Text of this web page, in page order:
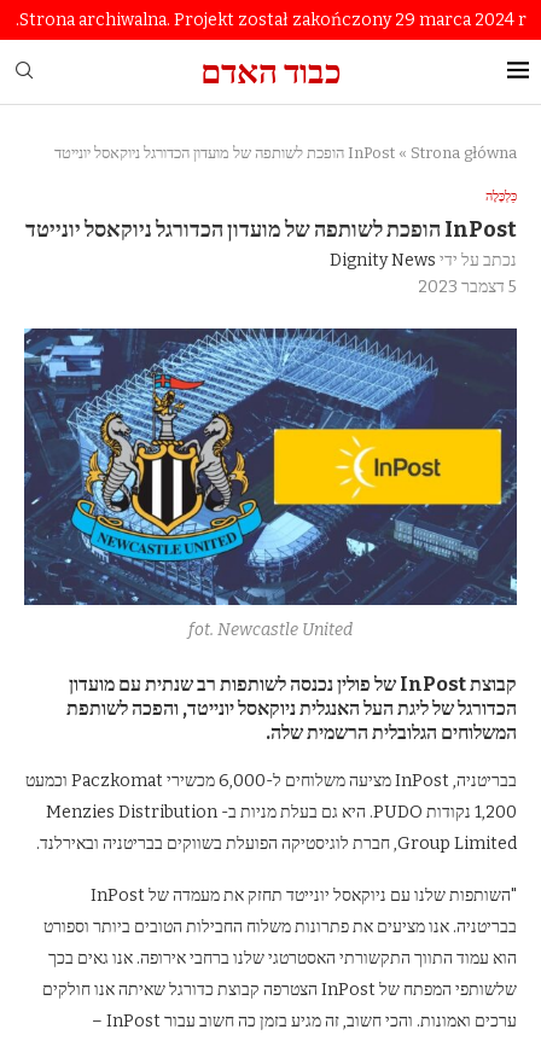
Strona archiwalna. Projekt został zakończony 29 marca 2024 r.
כבוד האדם
Strona główna
» InPost הופכת לשותפה של מועדון הכדורגל ניוקאסל יונייטד
כַּלְכָּלָה
InPost הופכת לשותפה של מועדון הכדורגל ניוקאסל יונייטד
נכתב על ידי Dignity News
5 דצמבר 2023
fot. Newcastle United
קבוצת InPost של פולין נכנסה לשותפות רב שנתית עם מועדון
הכדורגל של ליגת העל האנגלית ניוקאסל יונייטד, והפכה לשותפת
המשלוחים הגלובלית הרשמית שלה.
בבריטניה, InPost מציעה משלוחים ל-6,000 מכשירי Paczkomat וכמעט
1,200 נקודות PUDO. היא גם בעלת מניות ב- Menzies Distribution
Group Limited, חברת לוגיסטיקה הפועלת בשווקים בבריטניה ובאירלנד.
"השותפות שלנו עם ניוקאסל יונייטד תחזק את מעמדה של InPost
בבריטניה. אנו מציעים את פתרונות משלוח החבילות הטובים ביותר וספורט
הוא עמוד התווך התקשורתי האסטרטגי שלנו ברחבי אירופה. אנו גאים בכך
שלשותפי המפתח של InPost הצטרפה קבוצת כדורגל שאיתה אנו חולקים
ערכים ואמונות. והכי חשוב, זה מגיע בזמן כה חשוב עבור InPost –